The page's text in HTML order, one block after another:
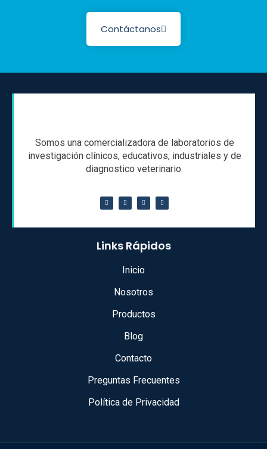
Contáctanos
Somos una comercializadora de laboratorios de
investigación clínicos, educativos, industriales y de
diagnostico veterinario.
Links Rápidos
Inicio
Nosotros
Productos
Blog
Contacto
Preguntas Frecuentes
Política de Privacidad